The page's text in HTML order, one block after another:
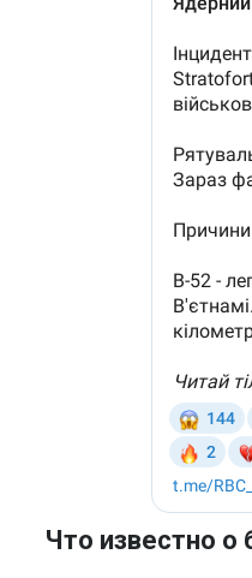
Что известно о